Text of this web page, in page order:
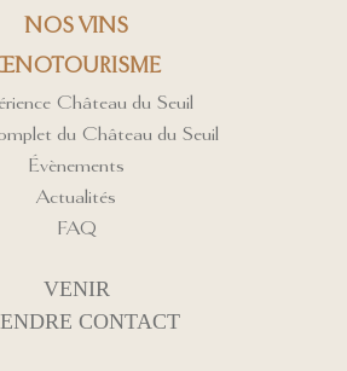
NOS VINS
Château du Seuil
du Château du Seuil
Évènements
Actualités
FAQ
VENIR
CONTACT